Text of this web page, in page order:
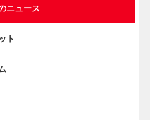
ニュース
ト